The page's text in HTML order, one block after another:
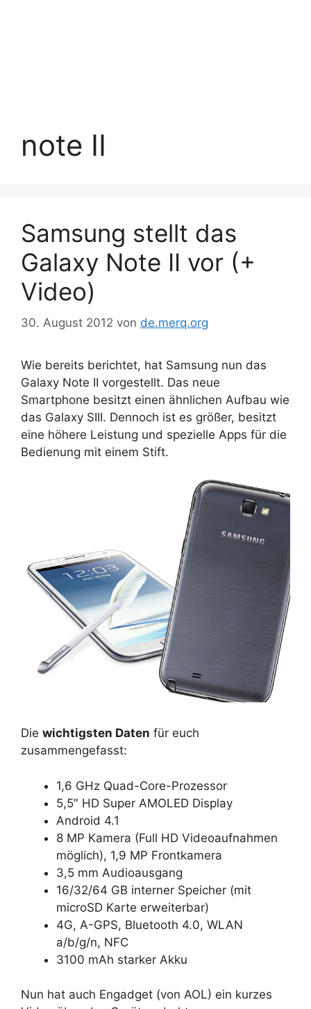
note II
Samsung stellt das
Galaxy Note II vor (+
Video)
30. August 2012 von de.merq.org
Wie bereits berichtet, hat Samsung nun das
Galaxy Note II vorgestellt. Das neue
Smartphone besitzt einen ähnlichen Aufbau wie
das Galaxy SIII. Dennoch ist es größer, besitzt
eine höhere Leistung und spezielle Apps für die
Bedienung mit einem Stift.
Die wichtigsten Daten für euch
zusammengefasst:
1,6 GHz Quad-Core-Prozessor
5,5″ HD Super AMOLED Display
Android 4.1
8 MP Kamera (Full HD Videoaufnahmen
möglich), 1,9 MP Frontkamera
3,5 mm Audioausgang
16/32/64 GB interner Speicher (mit
microSD Karte erweiterbar)
4G, A-GPS, Bluetooth 4.0, WLAN
a/b/g/n, NFC
3100 mAh starker Akku
Nun hat auch Engadget (von AOL) ein kurzes